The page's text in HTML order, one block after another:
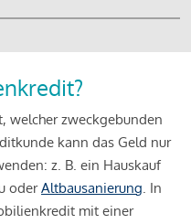
welcher zweckgebunden
kann das Geld nur
z. B. ein Hauskauf
oderAltbausanierung. In
mit einer